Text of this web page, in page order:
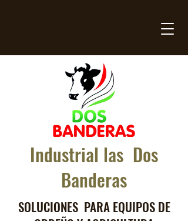
Industrial las Dos
Banderas
SOLUCIONES PARA EQUIPOS DE